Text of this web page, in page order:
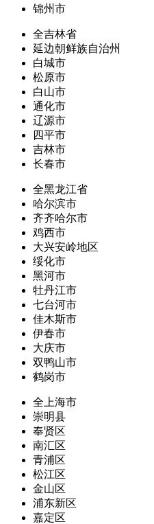
锦州市
全吉林省
延边朝鲜族自治州
白城市
松原市
白山市
通化市
辽源市
四平市
吉林市
长春市
全黑龙江省
哈尔滨市
齐齐哈尔市
鸡西市
大兴安岭地区
绥化市
黑河市
牡丹江市
七台河市
佳木斯市
伊春市
大庆市
双鸭山市
鹤岗市
全上海市
崇明县
奉贤区
南汇区
青浦区
松江区
金山区
浦东新区
嘉定区